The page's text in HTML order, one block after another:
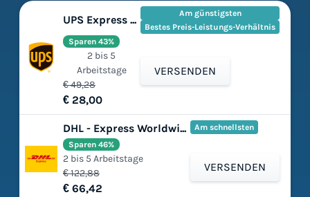
UPS Express Saver®
Am günstigsten
Bestes Preis-Leistungs-Verhältnis
€ 49,28
€ 28,00
Sparen 43%
2 bis 5
Arbeitstage
VERSENDEN
DHL - Express Worldwide Am schnellsten
€ 122,88
€ 66,42
Sparen 46%
2 bis 5 Arbeitstage
VERSENDEN